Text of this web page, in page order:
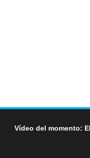
Vídeo del momento: